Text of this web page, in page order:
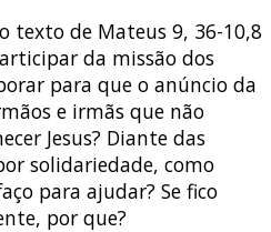
texto de Mateus 9, 36-10,8
da missão dos
para que o anúncio da
e irmãs que não
Jesus? Diante das
solidariedade, como
para ajudar? Se fico
por que?